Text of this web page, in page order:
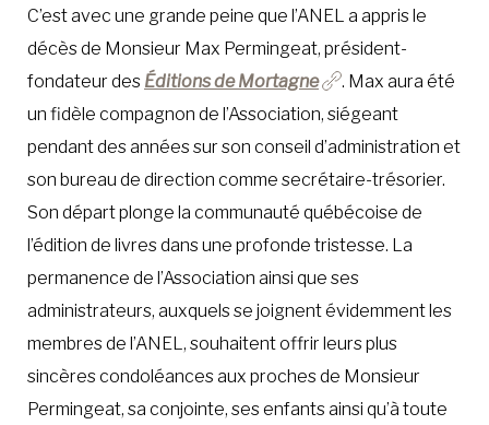
C’est avec une grande peine que l’ANEL a appris le
décès de Monsieur Max Permingeat, président-
fondateur des Éditions de Mortagne
. Max aura été
un fidèle compagnon de l’Association, siégeant
pendant des années sur son conseil d’administration et
son bureau de direction comme secrétaire-trésorier.
Son départ plonge la communauté québécoise de
l’édition de livres dans une profonde tristesse. La
permanence de l’Association ainsi que ses
administrateurs, auxquels se joignent évidemment les
membres de l’ANEL, souhaitent offrir leurs plus
sincères condoléances aux proches de Monsieur
Permingeat, sa conjointe, ses enfants ainsi qu’à toute